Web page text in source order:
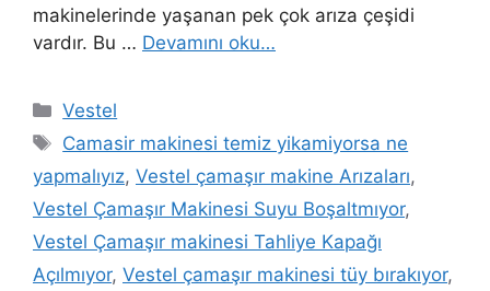
makinelerinde yaşanan pek çok arıza çeşidi
vardır. Bu … Devamını oku…
Kategoriler
Vestel
Etiketler
Camasir makinesi temiz yikamiyorsa ne
yapmalıyız, Vestel çamaşır makine Arızaları,
Vestel Çamaşır Makinesi Suyu Boşaltmıyor,
Vestel Çamaşır makinesi Tahliye Kapağı
Açılmıyor, Vestel çamaşır makinesi tüy bırakıyor,